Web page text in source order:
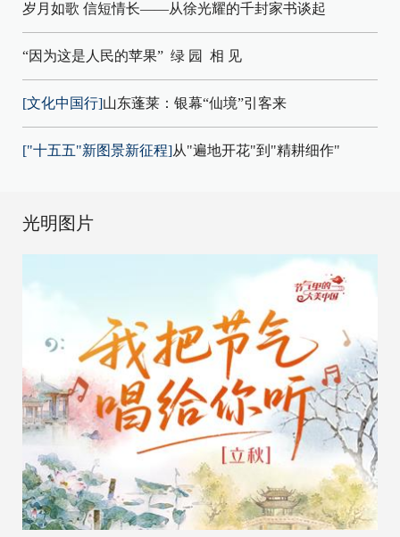
岁月如歌 信短情长——从徐光耀的千封家书谈起
“因为这是人民的苹果” 绿 园 相 见
[文化中国行]山东蓬莱：银幕“仙境”引客来
["十五五"新图景新征程]从"遍地开花"到"精耕细作"
光明图片